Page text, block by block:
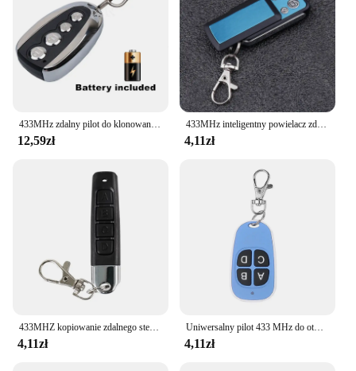
433MHz zdalny pilot do klonowania elektryczny kontroler do kopiowania bezprzewodowy nadajnik przełącznik 4 przyciski powielacz klucz do bramy drzwi garażowych
12,59zł
433MHz inteligentny powielacz zdalnego sterowania 4 przycisk elektryczne drzwi garażowe pilot do bramy klonowania nadajnika 433.92 MHz
4,11zł
433MHZ kopiowanie zdalnego sterowania Auto 4 channe ABCD kod brama garażowa mechanizm otwierania drzwi zamiennik pilota zdalnego sterowania kod klonowania kluczyk samochodowy
4,11zł
Uniwersalny pilot 433 MHz do otwierania drzwi garażowych nadajnik bezprzewodowy 4 klucze powielacz klon elektryczny klucz do drzwi kopiowanie pilota
4,11zł